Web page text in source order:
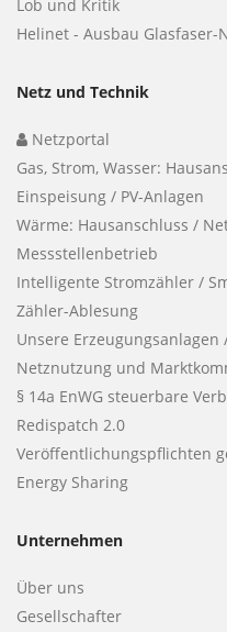
Lob und Kritik
Helinet - Ausbau Glasfaser-
Netz und Technik
Netzportal
Gas, Strom, Wasser:
Einspeisung / PV-Anlagen
Wärme: Hausanschluss /
Messstellenbetrieb
Intelligente Stromzähler /
Zähler-Ablesung
Unsere Erzeugungsanlagen
Netznutzung und
§ 14a EnWG steuerbare
Redispatch 2.0
Veröffentlichungspflichten
Energy Sharing
Unternehmen
Über uns
Gesellschafter